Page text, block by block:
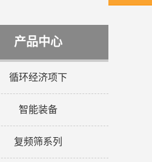
产品中心
循环经济项下
智能装备
复频筛系列